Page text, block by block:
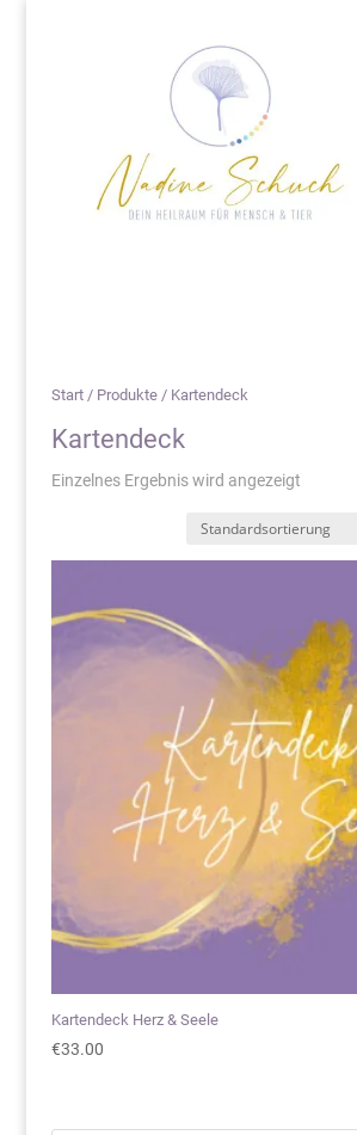
Start/ Produkte/ Kartendeck
Kartendeck
Einzelnes Ergebnis wird angezeigt
Kartendeck Herz & Seele
€33.00